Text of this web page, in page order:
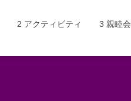
2 アクティビティ 3 親睦会